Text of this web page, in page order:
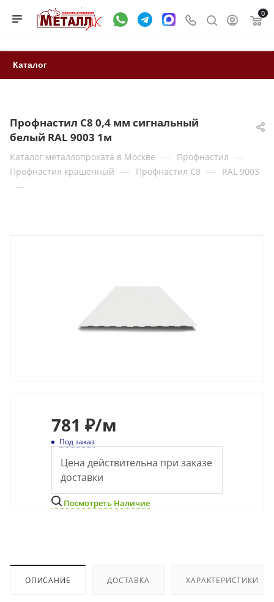
0
Каталог
Профнастил С8 0,4 мм сигнальный
белый RAL 9003 1м
Каталог металлопроката в Москве — Профнастил —
Профнастил крашенный — Профнастил С8 — RAL 9003
—
781 ₽/м
Под заказ
Цена действительна при заказе
доставки
Посмотреть Наличие
ОПИСАНИЕ ДОСТАВКА ХАРАКТЕРИСТИКИ